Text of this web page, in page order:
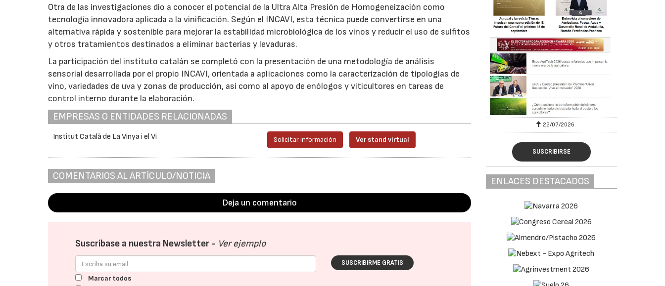
Otra de las investigaciones dio a conocer el potencial de la Ultra Alta Presión de Homogeneización como
tecnología innovadora aplicada a la vinificación. Según el INCAVI, esta técnica puede convertirse en una
alternativa rápida y sostenible para mejorar la estabilidad microbiológica de los vinos y reducir el uso de sulfitos
y otros tratamientos destinados a eliminar bacterias y levaduras.
La participación del instituto catalán se completó con la presentación de una metodología de análisis
sensorial desarrollada por el propio INCAVI, orientada a aplicaciones como la caracterización de tipologías de
vino, variedades de uva y zonas de producción, así como al apoyo de enólogos y viticultores en tareas de
control interno durante la elaboración.
EMPRESAS O ENTIDADES RELACIONADAS
Institut Català de La Vinya i el Vi Solicitar información Ver stand virtual
COMENTARIOS AL ARTÍCULO/NOTICIA
Deja un comentario
Suscríbase a nuestra Newsletter - Ver ejemplo
SUSCRIBIRME GRATIS
Marcar todos
22/07/2026 29/07/2026 22/07/2026
SUSCRIBIRSE
ENLACES DESTACADOS